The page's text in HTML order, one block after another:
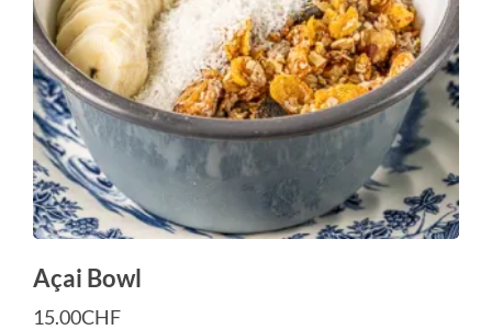
Açai Bowl
15.00CHF